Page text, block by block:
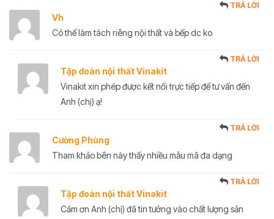
Vh
TRẢ LỜI
Có thể làm tách riêng nội thất và bếp dc ko
Tập đoàn nội thất Vinakit
TRẢ LỜI
Vinakit xin phép được kết nối trực tiếp để tư vấn đến
Anh (chị) ạ!
Cường Phùng
TRẢ LỜI
Tham khảo bên này thấy nhiều mẫu mã đa dạng
Tập đoàn nội thất Vinakit
TRẢ LỜI
Cảm ơn Anh (chị) đã tin tưởng vào chất lượng sản